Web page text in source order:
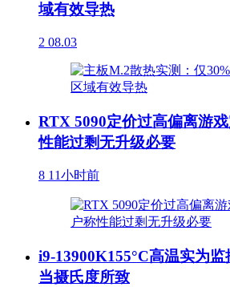
域有效导热
2 08.03
RTX 5090定价过高偏离游
性能过剩无升级必要
8 11小时前
i9-13900K155°C高温实为
当摄氏度所致